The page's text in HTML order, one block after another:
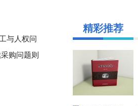
与人权问
购问题则
精彩推荐